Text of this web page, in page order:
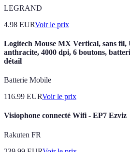
LEGRAND
4.98 EURVoir le prix
Logitech Mouse MX Vertical, sans
anthracite, 4000 dpi, 6 boutons,
détail
Batterie Mobile
116.99 EURVoir le prix
Visiophone connecté Wifi - EP7 Ezviz
Rakuten FR